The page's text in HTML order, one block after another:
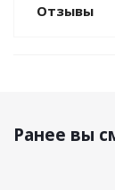
Отзывы
Ранее вы